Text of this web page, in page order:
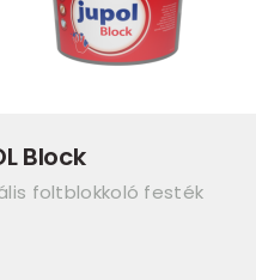
Block
foltblokkoló festék